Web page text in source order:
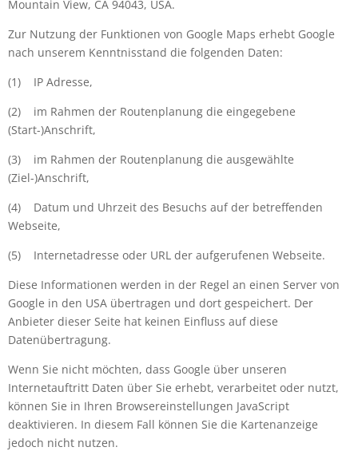
Mountain View, CA 94043, USA.
Zur Nutzung der Funktionen von Google Maps erhebt Google
nach unserem Kenntnisstand die folgenden Daten:
(1) IP Adresse,
(2) im Rahmen der Routenplanung die eingegebene
(Start-)Anschrift,
(3) im Rahmen der Routenplanung die ausgewählte
(Ziel-)Anschrift,
(4) Datum und Uhrzeit des Besuchs auf der betreffenden
Webseite,
(5) Internetadresse oder URL der aufgerufenen Webseite.
Diese Informationen werden in der Regel an einen Server von
Google in den USA übertragen und dort gespeichert. Der
Anbieter dieser Seite hat keinen Einfluss auf diese
Datenübertragung.
Wenn Sie nicht möchten, dass Google über unseren
Internetauftritt Daten über Sie erhebt, verarbeitet oder nutzt,
können Sie in Ihren Browsereinstellungen JavaScript
deaktivieren. In diesem Fall können Sie die Kartenanzeige
jedoch nicht nutzen.